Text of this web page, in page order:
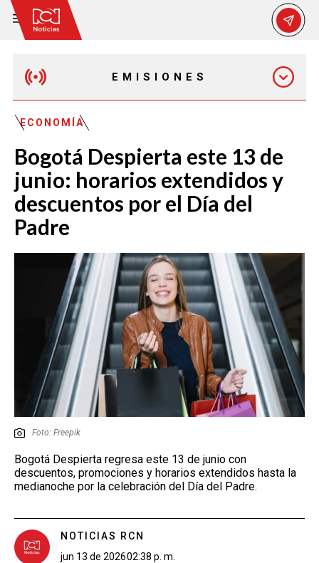
EMISIONES
EMISIÓN 12:30 PM
EMISIÓN 7:00 PM
EMISIÓN 11:30 PM
ECONOMÍA
Bogotá Despierta este 13 de
junio: horarios extendidos y
descuentos por el Día del
Padre
Foto: Freepik
Bogotá Despierta regresa este 13 de junio con
descuentos, promociones y horarios extendidos hasta la
medianoche por la celebración del Día del Padre.
NOTICIAS RCN
jun 13 de 202602:38 p. m.